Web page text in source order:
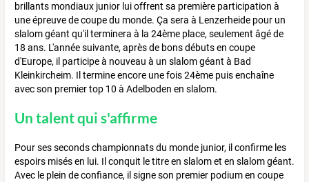
brillants mondiaux junior lui offrent sa première participation à
une épreuve de coupe du monde. Ça sera à Lenzerheide pour un
slalom géant qu'il terminera à la 24ème place, seulement âgé de
18 ans. L'année suivante, après de bons débuts en coupe
d'Europe, il participe à nouveau à un slalom géant à Bad
Kleinkircheim. Il termine encore une fois 24ème puis enchaîne
avec son premier top 10 à Adelboden en slalom.
Un talent qui s'affirme
Pour ses seconds championnats du monde junior, il confirme les
espoirs misés en lui. Il conquit le titre en slalom et en slalom géant.
Avec le plein de confiance, il signe son premier podium en coupe